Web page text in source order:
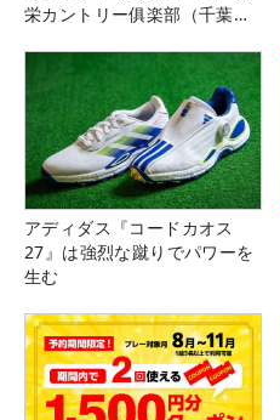
栄カントリー俱楽部（千葉
アディダス『コードカオス
27』は強烈な蹴りでパワーを
生む